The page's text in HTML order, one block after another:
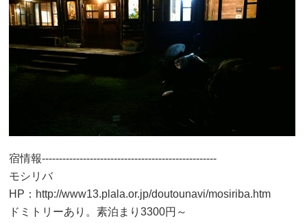
宿情報---------------------------------------------------
モシリバ
HP：http://www13.plala.or.jp/doutounavi/mosiriba.htm
ドミトリーあり。素泊まり3300円～